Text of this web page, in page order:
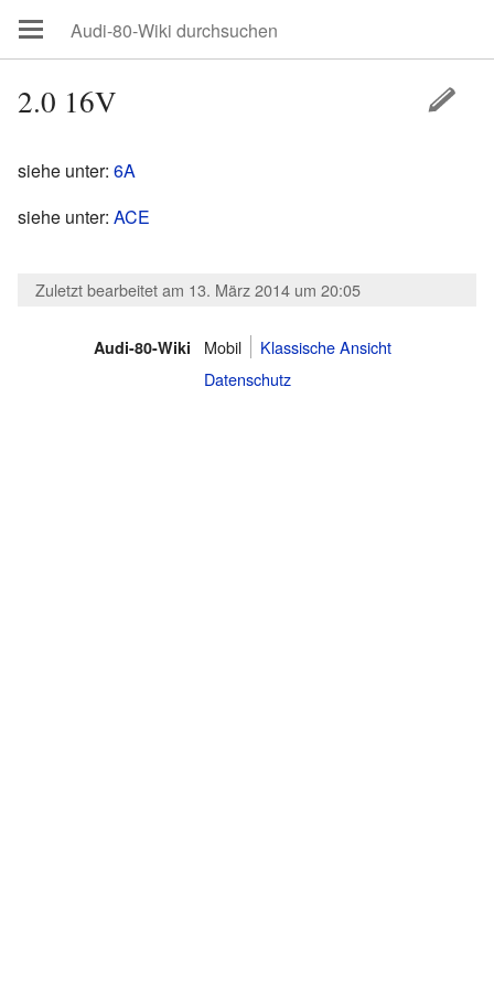
2.0 16V
siehe unter: 6A
siehe unter: ACE
Zuletzt bearbeitet am 13. März 2014 um 20:05
Audi-80-Wiki Mobil
Klassische Ansicht
Datenschutz